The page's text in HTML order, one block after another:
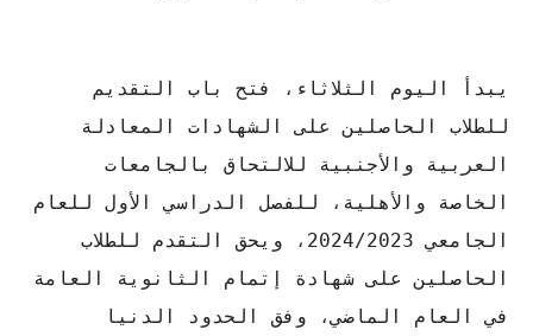
يبدأ اليوم الثلاثاء، فتح باب التقديم
للطلاب الحاصلين على الشهادات المعادلة
العربية والأجنبية للالتحاق بالجامعات
الخاصة والأهلية، للفصل الدراسي الأول للعام
الجامعي 2024/2023، ويحق التقدم للطلاب
الحاصلين على شهادة إتمام الثانوية العامة
في العام الماضي، وفق الحدود الدنيا